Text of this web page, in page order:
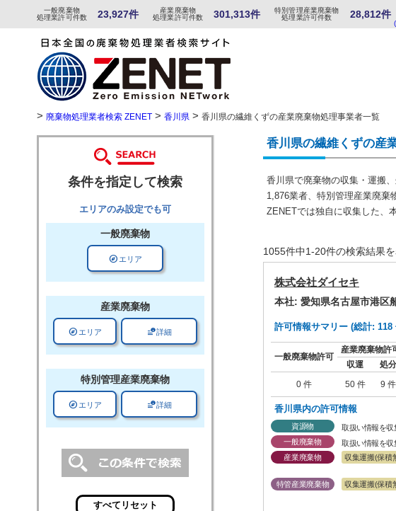
一般廃棄物
処理業許可件数
23,927件 産業廃棄物
処理業許可件数
301,313件 特別管理産業廃棄物
処理業許可件数
28,812件
> 廃棄物処理業者検索 ZENET > 香川県 > 香川県の繊維くずの産業廃棄物処理事業者一覧
条件を指定して検索
エリアのみ設定でも可
一般廃棄物
explore エリア
産業廃棄物
explore エリア data_info_alert詳細
特別管理産業廃棄物
explore エリア data_info_alert詳細
香川県の繊維くずの産
香川県で廃棄物の収集・運搬
1,876業者、特別管理産業廃棄
ZENETでは独自に収集した、
1055件中1-20件の検索結果
株式会社ダイセキ
本社: 愛知県名古屋市港区
許可情報サマリー (総計: 118
一般廃棄物許可
産業廃棄物許
収運
処分
0 件
50 件 9 件
香川県内の許可情報
資源物
取扱い情報を収
一般廃棄物
取扱い情報を収
産業廃棄物
収集運搬(保積
特管産業廃棄物
収集運搬(保積